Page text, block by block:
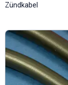
Zündkabel